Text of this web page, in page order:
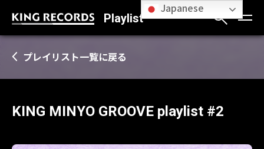
Playlist
プレイリスト一覧に戻る
KING MINYO GROOVE playlist #2
Japanese